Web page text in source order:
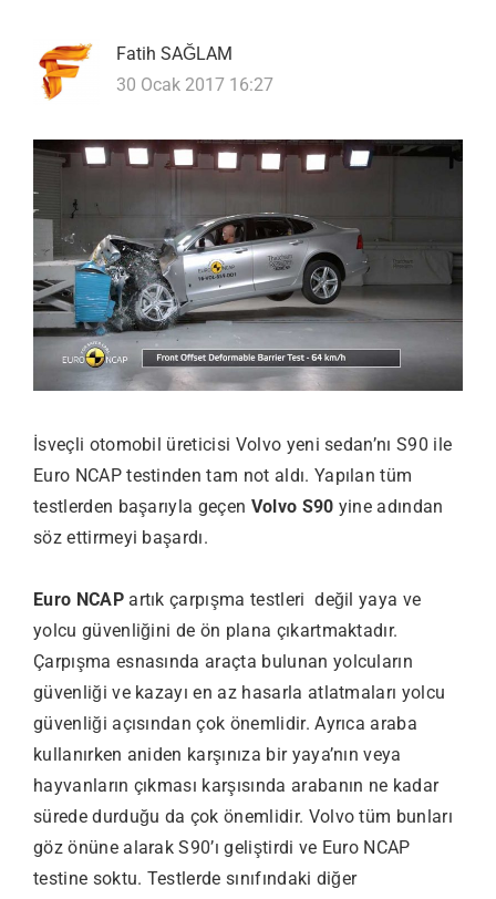
Fatih SAĞLAM
30 Ocak 2017 16:27
İsveçli otomobil üreticisi Volvo yeni sedan’nı S90 ile
Euro NCAP testinden tam not aldı. Yapılan tüm
testlerden başarıyla geçen Volvo S90 yine adından
söz ettirmeyi başardı.
Euro NCAPartık çarpışma testleri değil yaya ve
yolcu güvenliğini de ön plana çıkartmaktadır.
Çarpışma esnasında araçta bulunan yolcuların
güvenliği ve kazayı en az hasarla atlatmaları yolcu
güvenliği açısından çok önemlidir. Ayrıca araba
kullanırken aniden karşınıza bir yaya’nın veya
hayvanların çıkması karşısında arabanın ne kadar
sürede durduğu da çok önemlidir. Volvo tüm bunları
göz önüne alarak S90’ı geliştirdi ve Euro NCAP
testine soktu. Testlerde sınıfındaki diğer